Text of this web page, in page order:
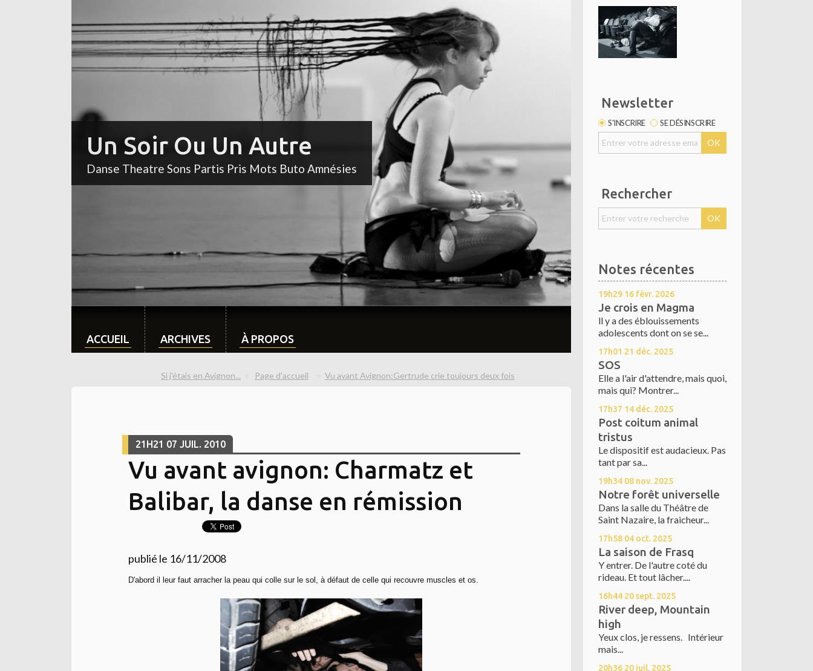
Un Soir Ou Un Autre
Danse Theatre Sons Partis Pris Mots Buto Amnésies
ACCUEIL ARCHIVES À PROPOS
Si j'étais en Avignon... Page d'accueil Vu avant Avignon:Gertrude crie toujours deux fois
21H21 07 JUIL. 2010
Vu avant avignon: Charmatz et
Balibar, la danse en rémission
publié le 16/11/2008
D'abord il leur faut arracher la peau qui colle sur le sol, à défaut de celle qui recouvre muscles et os.
Newsletter
S'INSCRIRE SE DÉSINSCRIRE
Rechercher
Notes récentes
19h29 16 févr. 2026
Je crois en Magma
ll y a des éblouissements
adolescents dont on se se...
17h01 21 déc. 2025
SOS
Elle a l'air d'attendre, mais quoi,
mais qui? Montrer...
17h37 14 déc. 2025
Post coitum animal
tristus
Le dispositif est audacieux. Pas
tant par sa...
19h34 08 nov. 2025
Notre forêt universelle
Dans la salle du Théâtre de
Saint Nazaire, la fraicheur...
17h58 04 oct. 2025
La saison de Frasq
Y entrer. De l'autre coté du
rideau. Et tout lâcher....
16h44 20sept. 2025
River deep, Mountain
high
Yeux clos, je ressens. Intérieur
mais...
20h36 20 juil. 2025